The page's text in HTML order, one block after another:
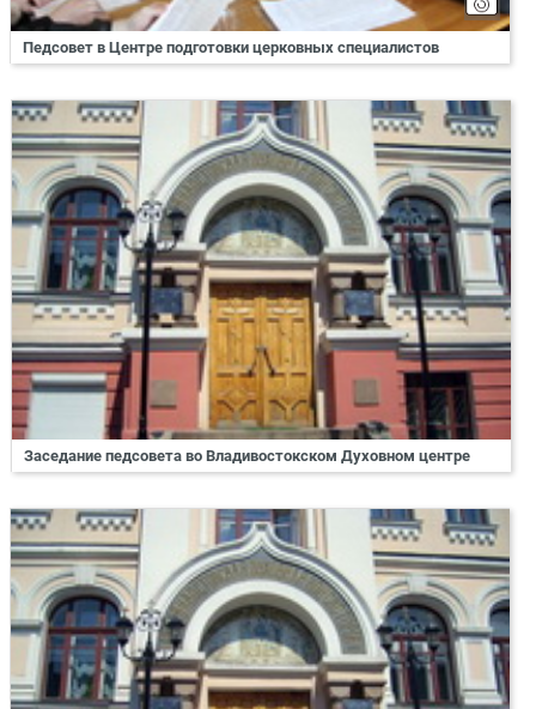
Педсовет в Центре подготовки церковных специалистов
Заседание педсовета во Владивостокском Духовном центре